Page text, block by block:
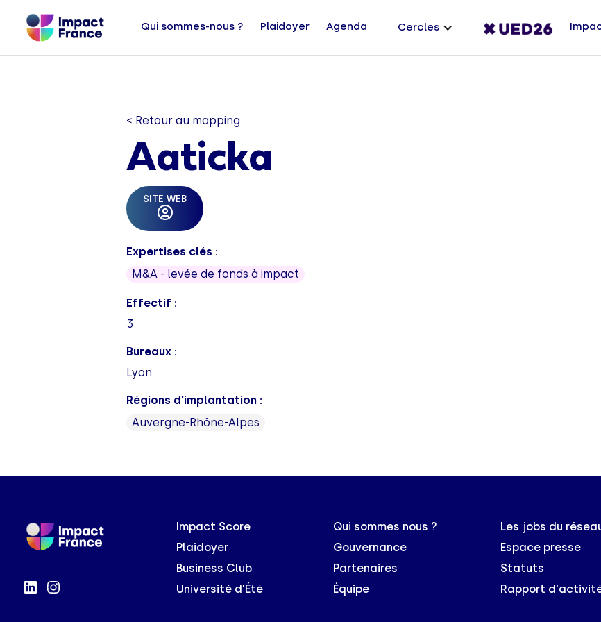
Qui sommes-nous ? Plaidoyer Agenda Cercles
< Retour au mapping
Aaticka
SITE WEB
Expertises clés :
M&A - levée de fonds à impact
Effectif :
3
Bureaux :
Lyon
Régions d'implantation :
Auvergne-Rhône-Alpes
Impact Score
Plaidoyer
Business Club
Université d'Été
Qui sommes nous ?
Gouvernance
Partenaires
Équipe
Les jobs du
Espace presse
Statuts
Rapport